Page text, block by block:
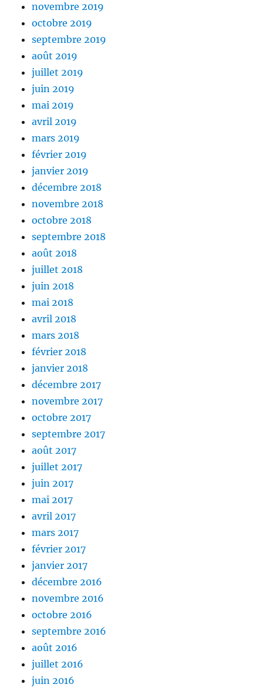
novembre 2019
octobre 2019
septembre 2019
août 2019
juillet 2019
juin 2019
mai 2019
avril 2019
mars 2019
février 2019
janvier 2019
décembre 2018
novembre 2018
octobre 2018
septembre 2018
août 2018
juillet 2018
juin 2018
mai 2018
avril 2018
mars 2018
février 2018
janvier 2018
décembre 2017
novembre 2017
octobre 2017
septembre 2017
août 2017
juillet 2017
juin 2017
mai 2017
avril 2017
mars 2017
février 2017
janvier 2017
décembre 2016
novembre 2016
octobre 2016
septembre 2016
août 2016
juillet 2016
juin 2016